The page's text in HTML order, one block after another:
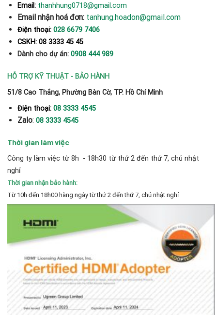
Email: thanhhung0718@gmail.com
Email nhận hoá đơn: tanhung.hoadon@gmail.com
Điện thoại: 028 6679 7406
CSKH: 08 3333 45 45
Dành cho dự án: 0908 444 989
HỖ TRỢ KỸ THUẬT - BẢO HÀNH
51/8 Cao Thắng, Phường Bàn Cờ, TP. Hồ Chí Minh
Điện thoại: 08 3333 4545
Zalo: 08 3333 4545
Thời gian làm việc
Công ty làm việc từ 8h - 18h30 từ thứ 2 đến thứ 7, chủ nhật
nghỉ
Thời gian nhận bảo hành:
Từ 10h đến 18h00 hàng ngày từ thứ 2 đến thứ 7, chủ nhật nghỉ